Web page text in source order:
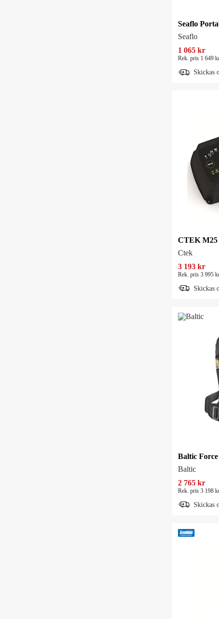
Seaflo
Seaflo
1 065 kr
Rek. pris 1 649
Skickas
Ctek
3 193 kr
Rek. pris 3 995
Skickas
Baltic Force
Baltic
2 765 kr
Rek. pris 3 198
Skickas